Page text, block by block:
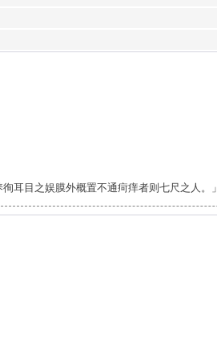
耳目之娱膜外概置不通疴痒者则七尺之人。」